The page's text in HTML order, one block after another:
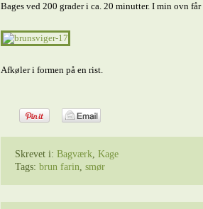
Bages ved 200 grader i ca. 20 minutter. I min ovn
Afkøler i formen på en rist.
Skrevet i: Bagværk, Kage
Tags: brun farin, smør